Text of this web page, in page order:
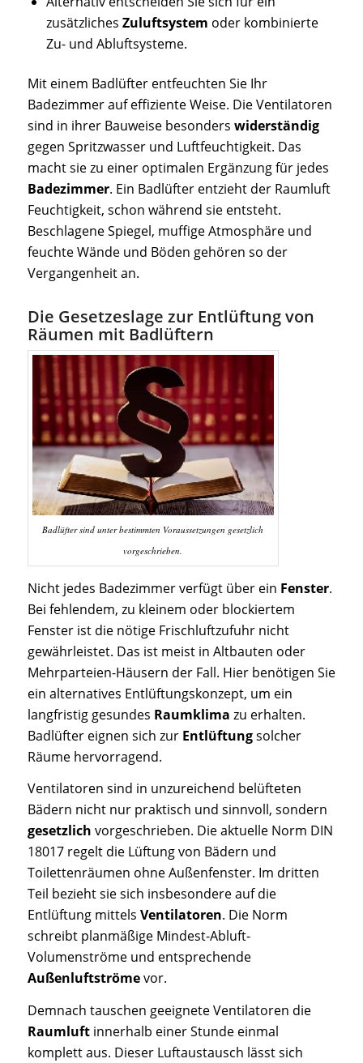
zusätzliches Zuluftsystem oder kombinierte
Zu- und Abluftsysteme.
Mit einem Badlüfter entfeuchten Sie Ihr
Badezimmer auf effiziente Weise. Die Ventilatoren
sind in ihrer Bauweise besonders widerständig
gegen Spritzwasser und Luftfeuchtigkeit. Das
macht sie zu einer optimalen Ergänzung für jedes
Badezimmer. Ein Badlüfter entzieht der Raumluft
Feuchtigkeit, schon während sie entsteht.
Beschlagene Spiegel, muffige Atmosphäre und
feuchte Wände und Böden gehören so der
Vergangenheit an.
Die Gesetzeslage zur Entlüftung von
Räumen mit Badlüftern
Badlüfter sind unter bestimmten Voraussetzungen gesetzlich
vorgeschrieben.
Nicht jedes Badezimmer verfügt über ein Fenster.
Bei fehlendem, zu kleinem oder blockiertem
Fenster ist die nötige Frischluftzufuhr nicht
gewährleistet. Das ist meist in Altbauten oder
Mehrparteien-Häusern der Fall. Hier benötigen Sie
ein alternatives Entlüftungskonzept, um ein
langfristig gesundes Raumklima zu erhalten.
Badlüfter eignen sich zur Entlüftungsolcher
Räume hervorragend.
Ventilatoren sind in unzureichend belüfteten
Bädern nicht nur praktisch und sinnvoll, sondern
gesetzlich vorgeschrieben. Die aktuelle Norm DIN
18017 regelt die Lüftung von Bädern und
Toilettenräumen ohne Außenfenster. Im dritten
Teil bezieht sie sich insbesondere auf die
Entlüftung mittels Ventilatoren. Die Norm
schreibt planmäßige Mindest-Abluft-
Volumenströme und entsprechende
Außenluftströmevor.
Demnach tauschen geeignete Ventilatoren die
Raumluftinnerhalb einer Stunde einmal
komplett aus. Dieser Luftaustausch lässt sich